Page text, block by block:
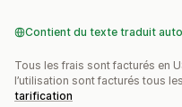
Contient du texte traduit
Tous les frais sont facturés en
l’utilisation sont facturés tous
tarification